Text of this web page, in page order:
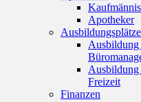
Apotheker
Ausbildungsplätze
Ausbildung
Freizeit
Finanzen